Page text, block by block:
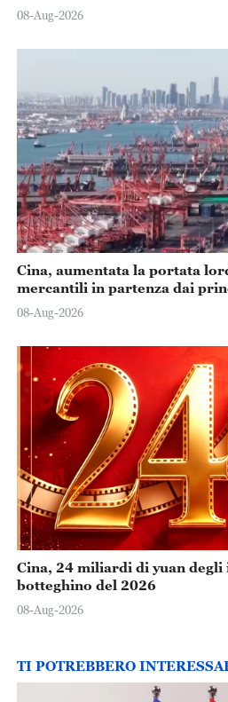
08-Aug-2026
Cina, aumentata la portata
mercantili in partenza dai
08-Aug-2026
Cina, 24 miliardi di yuan degli
botteghino del 2026
08-Aug-2026
TI POTREBBERO